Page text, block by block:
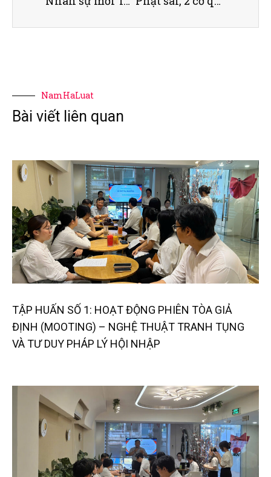
NamHaLuat
Bài viết liên quan
TẬP HUẤN SỐ 1: HOẠT ĐỘNG PHIÊN TÒA GIẢ
ĐỊNH (MOOTING) – NGHỆ THUẬT TRANH TỤNG
VÀ TƯ DUY PHÁP LÝ HỘI NHẬP